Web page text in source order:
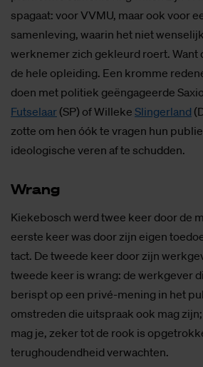
spagaat: voor VVMU, maar ook voor
samenleving, waarin het niet
werknemer zich gekleurd roert. Want
de hele opleiding. Een kromme
doen met politiek geëngageerde
Futselaar (SP) of Willeke Slingerland
zotte om hen óók te vragen hun
ideologische veren af te schudden.
Wrang
Kiekebosch werd twee keer door de
eerste keer was door zijn eigen
tact. De tweede keer door zijn
tweede keer is wrang: de werkgever
berispt op een privé-mening in het
omstreden die uitspraak ook mag
mag je, zeker tot de rook is
terughoudendheid verwachten.